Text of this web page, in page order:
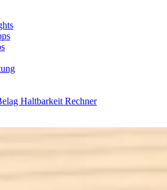
Haltbarkeit Rechner